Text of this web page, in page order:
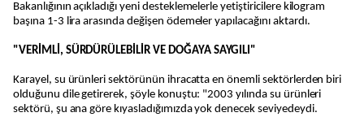
Bakanlığının açıkladığı yeni desteklemelerle yetiştiricilere kilogram
başına 1-3 lira arasında değişen ödemeler yapılacağını aktardı.
"VERİMLİ, SÜRDÜRÜLEBİLİR VE DOĞAYA SAYGILI"
Karayel, su ürünleri sektörünün ihracatta en önemli sektörlerden biri
olduğunu dile getirerek, şöyle konuştu: "2003 yılında su ürünleri
sektörü, şu ana göre kıyasladığımızda yok denecek seviyedeydi.